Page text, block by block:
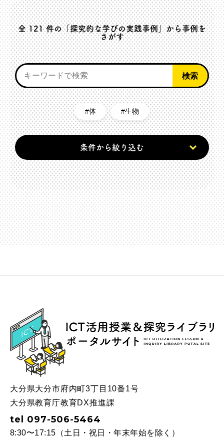
全121件の「探究的な学びの実践事例」から事例を
さがす
体 生物
条件から絞り込む
ICT
大分県大分市府内町3丁目10番1号
大分県教育庁教育DX推進課
tel 097-506-5464
8:30〜17:15（土日・祝日・年末年始を除く）